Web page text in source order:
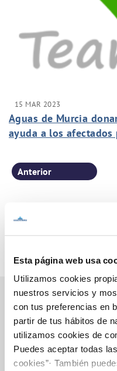
Esta página web usa
Utilizamos cookies
nuestros servicios y
con tus preferencias en
partir de tus hábitos de
utilizamos cookies de
Puedes aceptar todas
cookies”· También
15 MAR 2023
Aguas de Murcia
ayuda a los
Anterior
Inicio